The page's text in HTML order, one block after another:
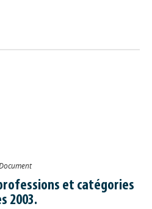
et catégories
2003.